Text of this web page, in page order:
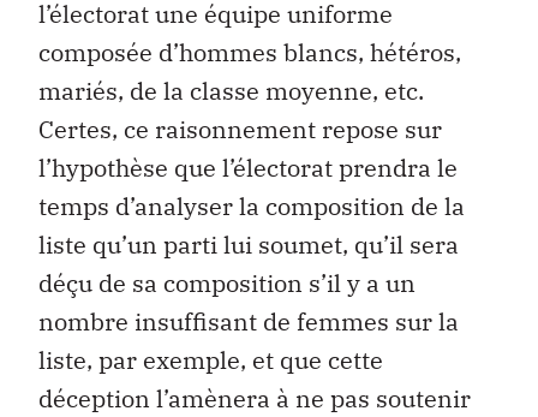
l’électorat une équipe uniforme
composée d’hommes blancs, hétéros,
mariés, de la classe moyenne, etc.
Certes, ce raisonnement repose sur
l’hypothèse que l’électorat prendra le
temps d’analyser la composition de la
liste qu’un parti lui soumet, qu’il sera
déçu de sa composition s’il y a un
nombre insuffisant de femmes sur la
liste, par exemple, et que cette
déception l’amènera à ne pas soutenir